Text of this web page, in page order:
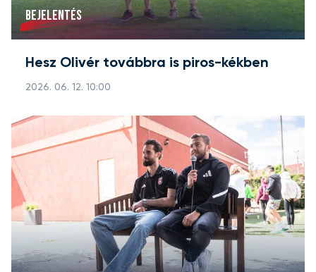
BEJELENTÉS
Hesz Olivér továbbra is piros-kékben
2026. 06. 12. 10:00